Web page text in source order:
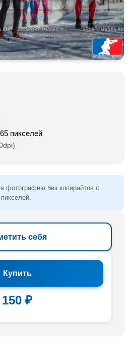
пикселей
фотографию без копирайтов с
себя
Купить
150 ₽